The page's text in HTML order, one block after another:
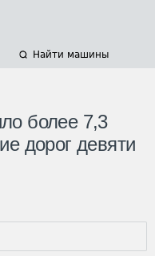
Найти машины
более 7,3
дорог девяти